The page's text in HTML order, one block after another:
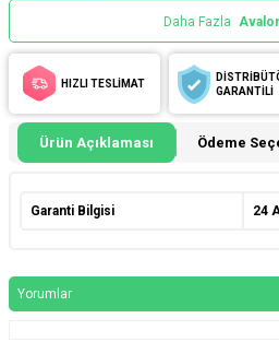
Daha Fazla
HIZLI TESLİMAT
GARANTİLİ
Ürün Açıklaması Ödeme
Garanti Bilgisi 24
Yorumlar